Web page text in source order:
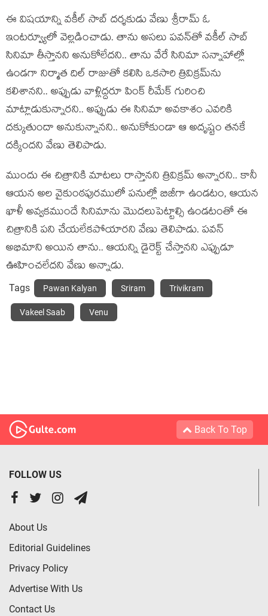
ఈ విష‌యాన్ని వ‌కీల్ సాబ్ ద‌ర్శ‌కుడు వేణు శ్రీరామ్ ఓ
ఇంట‌ర్వ్యూలో వెల్ల‌డించాడు. తాను అస‌లు ప‌వ‌న్‌తో వ‌కీల్ సాబ్
సినిమా తీస్తాన‌ని అనుకోలేద‌ని.. తాను వేరే సినిమా స‌న్నాహాల్లో
ఉండ‌గా నిర్మాత దిల్ రాజుతో క‌లిసి ఒక‌సారి త్రివిక్ర‌మ్‌ను
క‌లిశాన‌ని.. అప్పుడు వాళ్లిద్ద‌రూ పింక్ రీమేక్ గురించి
మాట్లాడుకున్నార‌ని.. అప్పుడు ఈ సినిమా అవ‌కాశం ఎవ‌రికి
ద‌క్కుతుందా అనుకున్నానని.. అనుకోకుండా ఆ అదృష్టం త‌న‌కే
ద‌క్కింద‌ని వేణు తెలిపాడు.
ముందు ఈ చిత్రానికి మాట‌లు రాస్తాన‌ని త్రివిక్ర‌మ్ అన్నార‌ని.. కానీ
ఆయన అల వైకుంఠ‌పుర‌ములో ప‌నుల్లో బిజీగా ఉండ‌టం, ఆయ‌న
ఖాళీ అవ్వ‌క‌ముందే సినిమాను మొద‌లుపెట్టాల్సి ఉండ‌టంతో ఈ
చిత్రానికి ప‌ని చేయ‌లేక‌పోయార‌ని వేణు తెలిపాడు. ప‌వ‌న్
అభిమాని అయిన తాను.. ఆయ‌న్ని డైరెక్ట్ చేస్తాన‌ని ఎప్పుడూ
ఊహించ‌లేద‌ని వేణు అన్నాడు.
Tags Pawan Kalyan Sriram Trivikram
Vakeel Saab Venu
Back To Top
FOLLOW US
About Us
Editorial Guidelines
Privacy Policy
Advertise With Us
Contact Us